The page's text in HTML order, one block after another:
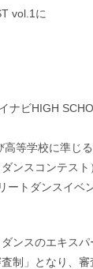
vol.1に
ビHIGH
等学校に準じ
ンスコンテス
トダンスイベ
ンスのエキス
制」となり、